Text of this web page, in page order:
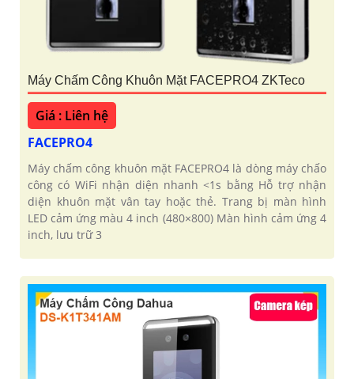
Máy Chấm Công Khuôn Mặt FACEPRO4 ZKTeco
Giá : Liên hệ
FACEPRO4
Máy chấm công khuôn mặt FACEPRO4 là dòng máy chấo
công có WiFi nhận diện nhanh <1s bằng Hỗ trợ nhận
diện khuôn mặt vân tay hoặc thẻ. Trang bị màn hình
LED cảm ứng màu 4 inch (480×800) Màn hình cảm ứng 4
inch, lưu trữ 3